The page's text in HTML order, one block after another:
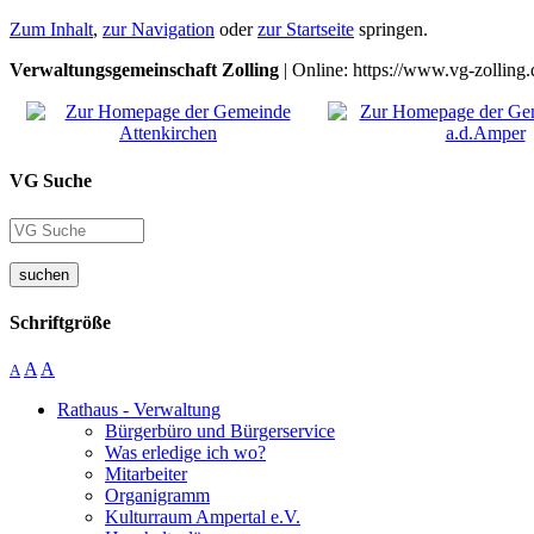
Zum Inhalt, zur Navigation oderzur Startseite springen.
Verwaltungsgemeinschaft Zolling | Online: https://www.vg-
VG Suche
suchen
Schriftgröße
A A A
Rathaus - Verwaltung
Bürgerbüro und Bürgerservice
Was erledige ich wo?
Mitarbeiter
Organigramm
Kulturraum Ampertal e.V.